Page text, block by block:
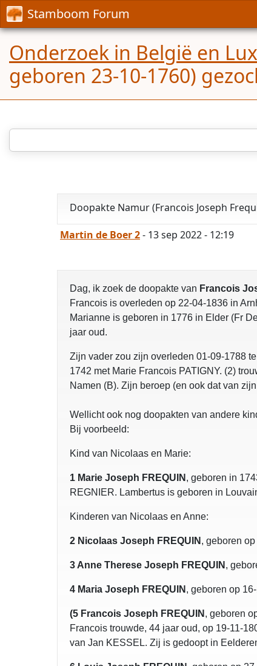
Stamboom Forum
Onderzoek in België en
geboren 23-10-1760)
Doopakte Namur (Francois Joseph
Martin de Boer 2- 13 sep 2022 - 12:19
Dag, ik zoek de doopakte van Francois
Francois is overleden op 22-04-1836 in
Marianne is geboren in 1776 in Elder (Fr
jaar oud.
Zijn vader zou zijn overleden 01-09-1788
1742 met Marie Francois PATIGNY. (2)
Namen (B). Zijn beroep (en ook dat van
Wellicht ook nog doopakten van andere
Bij voorbeeld:
Kind van Nicolaas en Marie:
1 Marie Joseph FREQUIN , geboren in
REGNIER. Lambertus is geboren in
Kinderen van Nicolaas en Anne:
2 Nicolaas Joseph FREQUIN , geboren
3 Anne Therese Joseph FREQUIN ,
4 Maria Joseph FREQUIN , geboren op
(5 Francois Joseph FREQUIN , geboren
Francois trouwde, 44 jaar oud, op 19-11-
van Jan KESSEL. Zij is gedoopt in